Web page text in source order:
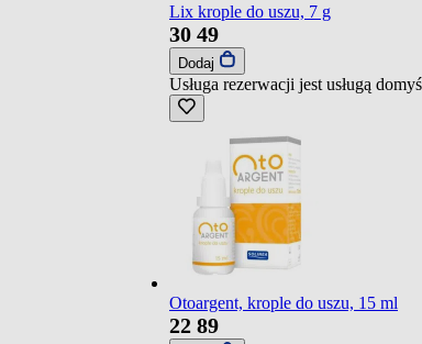
Lix krople do uszu, 7 g
30 49
Dodaj
Usługa rezerwacji jest usługą
Otoargent, krople do uszu, 15 ml
22 89